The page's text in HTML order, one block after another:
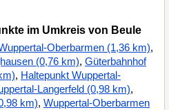
im Umkreis von Beule
Oberbarmen (1,36 km),
(0,76 km), Güterbahnhof
, Haltepunkt Wuppertal-
Langerfeld (0,98 km),
km), Wuppertal-Oberbarmen